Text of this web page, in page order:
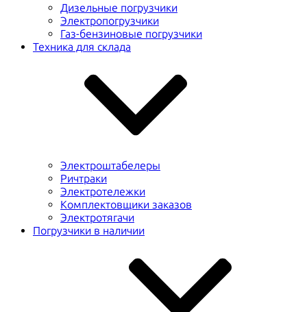
Дизельные погрузчики
Электропогрузчики
Газ-бензиновые погрузчики
Техника для склада
Электроштабелеры
Ричтраки
Электротележки
Комплектовщики заказов
Электротягачи
Погрузчики в наличии